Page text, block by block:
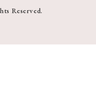
Reserved.